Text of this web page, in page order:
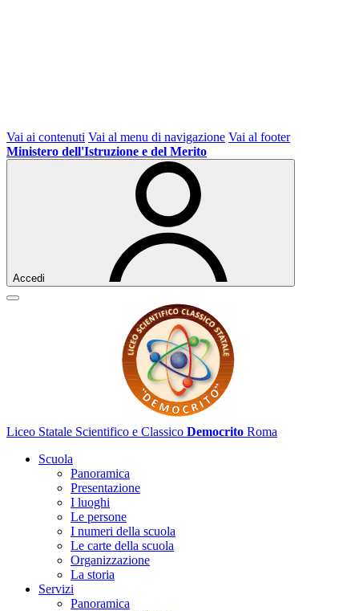
Vai ai contenuti Vai al menu di navigazione Vai al footer
Ministero dell'Istruzione e del Merito
Accedi
Liceo Statale Scientifico e Classico Democrito Roma
Scuola
Panoramica
Presentazione
I luoghi
Le persone
I numeri della scuola
Le carte della scuola
Organizzazione
La storia
Servizi
Panoramica